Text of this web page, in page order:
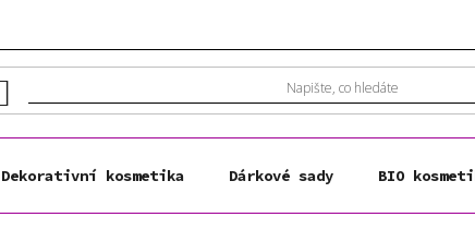
Dekorativní kosmetika Dárkové sady BIO